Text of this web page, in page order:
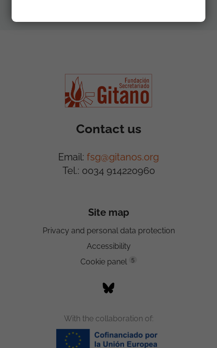
Contact us
Email: fsg@gitanos.org
Tel.: 0034 914220960
Site map
Privacy and personal data protection
Accessibility
Cookie panel
5
With the collaboration of: